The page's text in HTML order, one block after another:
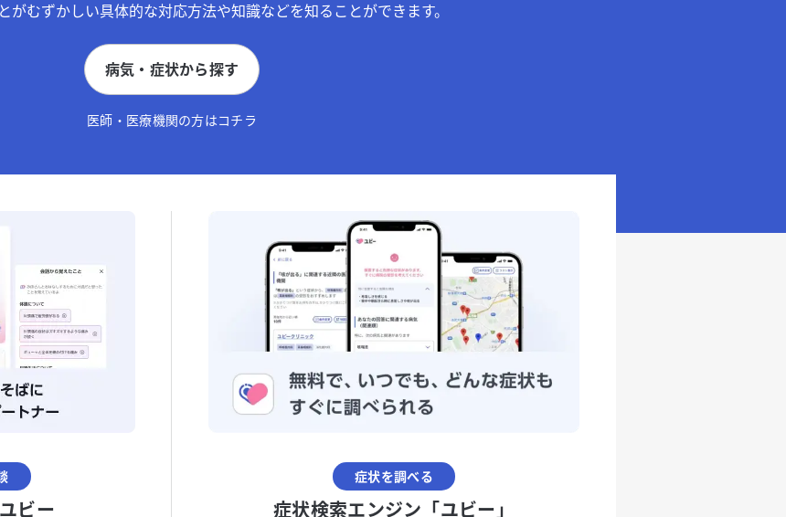
がむずかしい具体的な対応方法や知識などを知ることができます。
病気・症状から探す
医師・医療機関の方はコチラ
ビー
症状を調べる
症状検索エンジン「ユビー」